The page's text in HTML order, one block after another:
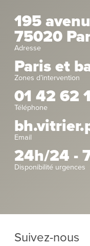
195
75020
Adresse
Paris et
Zones d’intervention
01 42 62
Téléphone
Email
24h/24 -
Disponibilité urgences
Suivez-nous